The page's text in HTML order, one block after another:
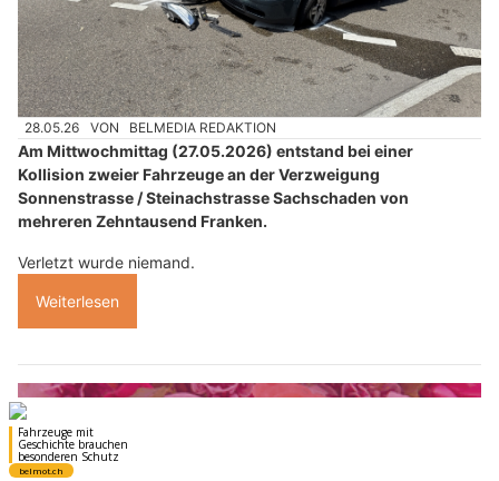
28.05.26 VON BELMEDIA REDAKTION
Am Mittwochmittag (27.05.2026) entstand bei einer
Kollision zweier Fahrzeuge an der Verzweigung
Sonnenstrasse / Steinachstrasse Sachschaden von
mehreren Zehntausend Franken.
Verletzt wurde niemand.
Weiterlesen